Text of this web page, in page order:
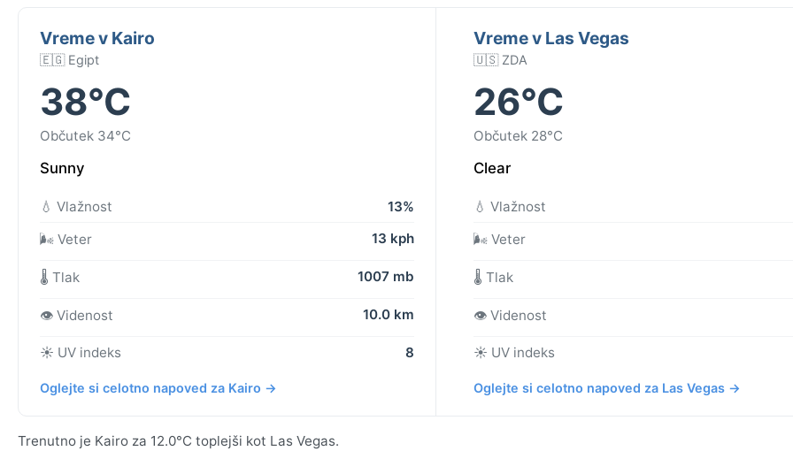
Vreme v Kairo
🇪🇬 Egipt
38°C
Občutek 34°C
Sunny
💧 Vlažnost
13%
🌬️ Veter
13 kph
🌡️ Tlak 1007 mb
👁️ Videnost 10.0 km
☀️ UV indeks 8
Oglejte si celotno napoved za Kairo →
Vreme v Las Vegas
🇺🇸 ZDA
26°C
Občutek 28°C
Clear
💧 Vlažnost
🌬️ Veter
🌡️ Tlak
👁️ Videnost
☀️ UV indeks
Oglejte si celotno napoved za Las Vegas →
Trenutno je Kairo za 12.0°C toplejši kot Las Vegas.